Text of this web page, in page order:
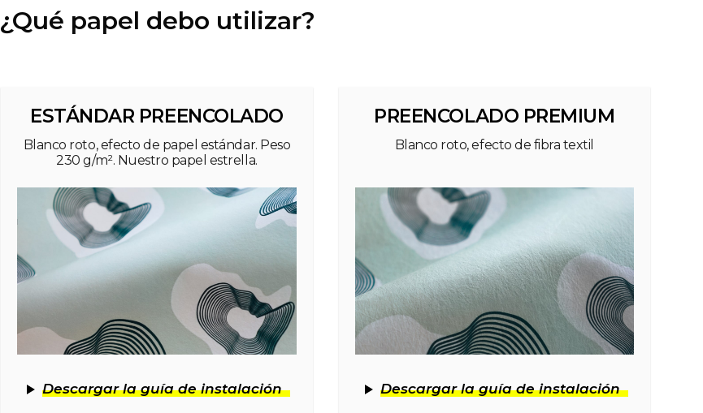
¿Qué papel debo utilizar?
ESTÁNDAR PREENCOLADO
Blanco roto, efecto de papel estándar. Peso
230 g/m². Nuestro papel estrella.
Descargar la guía de instalación
PREENCOLADO PREMIUM
Blanco roto, efecto de fibra textil
Descargar la guía de instalación